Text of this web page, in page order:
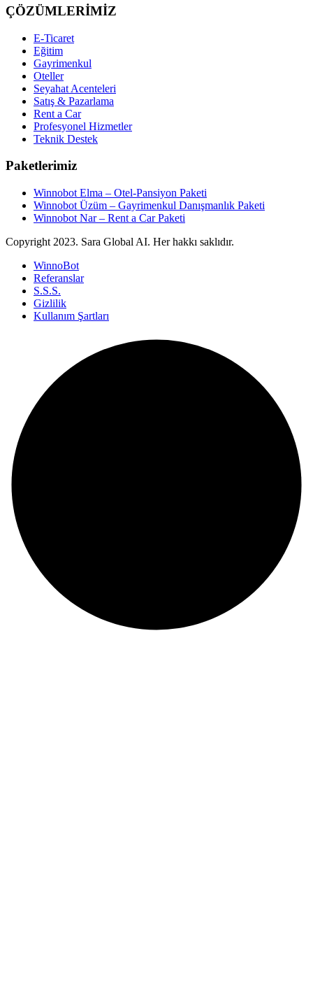
ÇÖZÜMLERİMİZ
E-Ticaret
Eğitim
Gayrimenkul
Oteller
Seyahat Acenteleri
Satış & Pazarlama
Rent a Car
Profesyonel Hizmetler
Teknik Destek
Paketlerimiz
Winnobot Elma – Otel-Pansiyon Paketi
Winnobot Üzüm – Gayrimenkul Danışmanlık Paketi
Winnobot Nar – Rent a Car Paketi
Copyright 2023. Sara Global AI. Her hakkı saklıdır.
WinnoBot
Referanslar
S.S.S.
Gizlilik
Kullanım Şartları